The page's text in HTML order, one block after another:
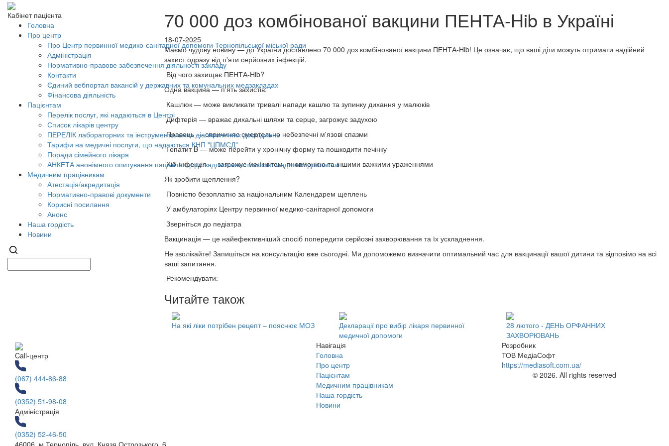
Кабінет пацієнта
Головна
Про центр
Про Центр первинної медико-санітарної допомоги Тернопільської міської ради
Адміністрація
Нормативно-правове забезпечення діяльності закладу
Контакти
Єдиний вебпортал вакансій у державних та комунальних медзакладах
Фінансова діяльність
Пацієнтам
Перелік послуг, які надаються в Центрі
Список лікарів центру
ПЕРЕЛІК лабораторних та інструментальних діагностичних досліджень
Тарифи на медичні послуги, що надаються КНП "ЦПМСД"
Поради сімейного лікаря
АНКЕТА анонімного опитування пацієнта щодо задоволеності якістю медичної допомоги
Медичним працівникам
Атестація/акредитація
Нормативно-правові документи
Корисні посилання
Анонс
Наша гордість
Новини
70 000 доз комбінованої вакцини ПЕНТА-Hib в Україні
18-07-2025
Маємо чудову новину — до України доставлено 70 000 доз комбінованої вакцини ПЕНТА-Hib! Це означає, що ваші діти можуть отримати надійний
захист одразу від п'яти серйозних інфекцій.
Від чого захищає ПЕНТА-Hib?
Одна вакцина — п'ять захистів:
Кашлюк — може викликати тривалі напади кашлю та зупинку дихання у малюків
Дифтерія — вражає дихальні шляхи та серце, загрожує задухою
Правець — спричиняє смертельно небезпечні м'язові спазми
Гепатит B — може перейти у хронічну форму та пошкодити печінку
Хіб-інфекція — загрожує менінгітом, пневмонією та іншими важкими ураженнями
Як зробити щеплення?
Повністю безоплатно за національним Календарем щеплень
У амбулаторіях Центру первинної медико-санітарної допомоги
Зверніться до педіатра
Вакцинація — це найефективніший спосіб попередити серйозні захворювання та їх ускладнення.
Не зволікайте! Запишіться на консультацію вже сьогодні. Ми допоможемо визначити оптимальний час для вакцинації вашої дитини та відповімо на всі
ваші запитання.
Рекомендувати:
Читайте також
На які ліки потрібен рецепт – пояснює МОЗ
Декларації про вибір лікаря первинної
медичної допомоги
28 лютого - ДЕНЬ ОРФАННИХ
ЗАХВОРЮВАНЬ
Call-центр
(067) 444-86-88
(0352) 51-98-08
Адміністрація
(0352) 52-46-50
46006, м Тернопіль, вул. Князя Острозького, 6
Навігація
Головна
Про центр
Пацієнтам
Медичним працівникам
Наша гордість
Новини
Розробник
ТОВ МедіаСофт
https://mediasoft.com.ua/
© 2026. All rights reserved